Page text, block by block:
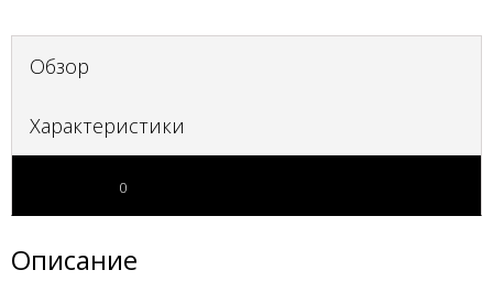
Обзор
Характеристики
0
Описание